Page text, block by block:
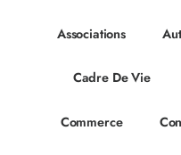
Associations
Cadre De Vie
Commerce